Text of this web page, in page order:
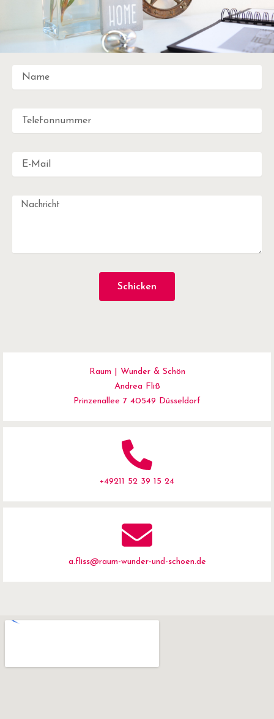
Schicken
Raum | Wunder & Schön
Andrea Fliß
Prinzenallee 7 40549 Düsseldorf
+49211 52 39 15 24
a.fliss@raum-wunder-und-schoen.de